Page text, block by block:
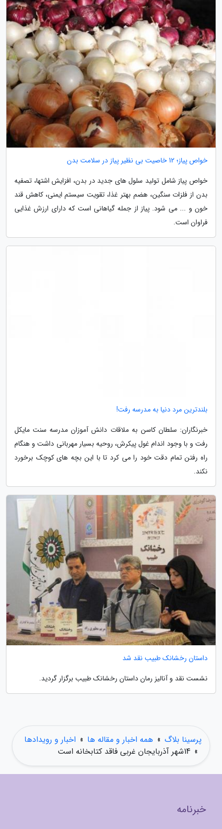
خواص پیاز؛ 12 خاصیت بی نظیر پیاز در سلامت بدن
خواص پیاز شامل تولید سلول های جدید در بدن، افزایش اشتها، تصفیه
بدن از فلزات سنگین، هضم بهتر غذا، تقویت سیستم ایمنی، کاهش قند
خون و ... می شود. پیاز از جمله گیاهانی است که دارای ارزش غذایی
فراوان است.
بلندترین مرد دنیا به مدرسه رفت!
خبرنگاران: سلطان کاسن به ملاقات دانش آموزان مدرسه سنت مایکل
رفت و با وجود اندام غول پیکرش، روحیه بسیار مهربانی داشت و هنگام
راه رفتن تمام دقت خود را می کرد تا با این بچه های کوچک برخورد
نکند.
داستان رخشانک طبیب نقد شد
نشست نقد و آنالیز رمان داستان رخشانک طبیب برگزار گردید.
پرسینا بلاگ » همه اخبار و مقاله ها » اخبار و رویدادها
» 14شهر آذربایجان غربی فاقد کتابخانه است
خبرنامه